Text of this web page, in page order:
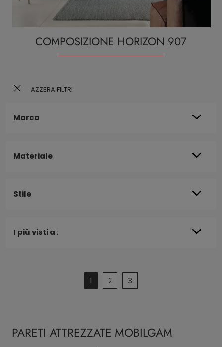
AZZERA FILTRI
Marca
Materiale
Stile
I più visti a :
COMPOSIZIONE HORIZON 907
1 2 3
PARETI ATTREZZATE MOBILGAM